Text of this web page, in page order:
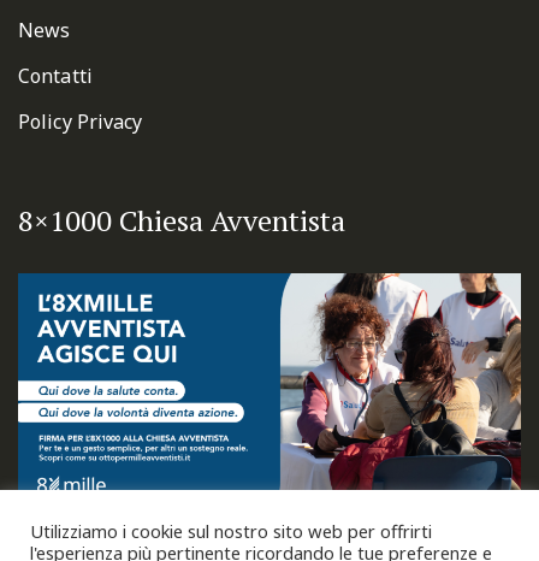
News
Contatti
Policy Privacy
8×1000 Chiesa Avventista
Utilizziamo i cookie sul nostro sito web per offrirti
l'esperienza più pertinente ricordando le tue preferenze e